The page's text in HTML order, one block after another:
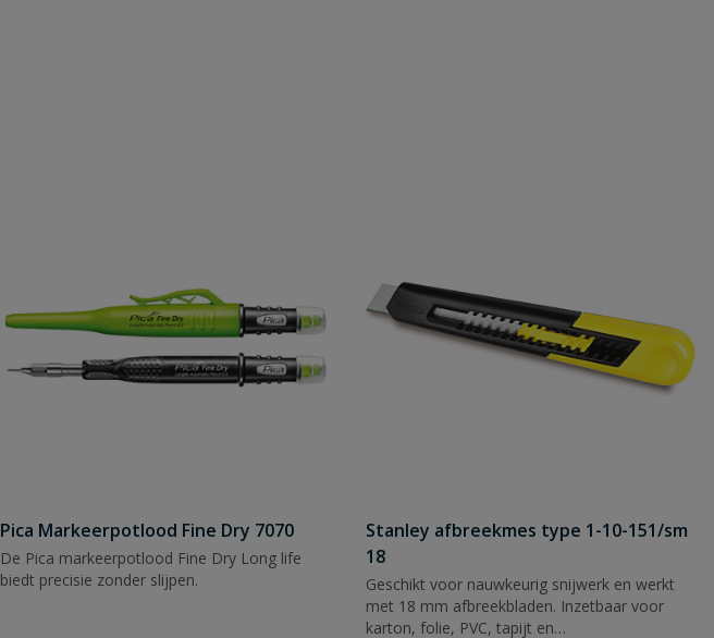
Pica Markeerpotlood Fine Dry 7070
De Pica markeerpotlood Fine Dry Long life
biedt precisie zonder slijpen.
Stanley afbreekmes type 1-10-151/sm
18
Geschikt voor nauwkeurig snijwerk en werkt
met 18 mm afbreekbladen. Inzetbaar voor
karton, folie, PVC, tapijt en